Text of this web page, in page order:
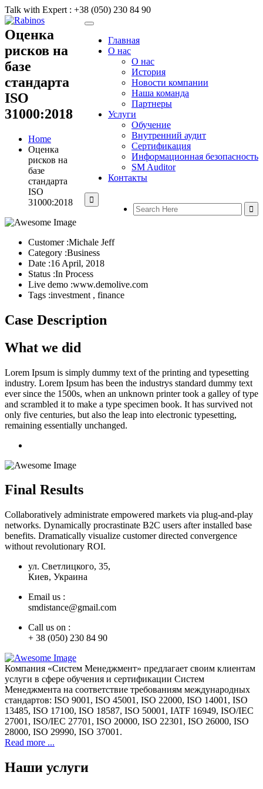
Talk with Expert : +38 (050) 230 84 90
Главная
О нас
О нас
История
Новости компании
Наша команда
Партнеры
Услуги
Обучение
Внутренний аудит
Сертификация
Информационная безопасность
SM Auditor
Контакты
Оценка
рисков на
базе
стандарта
ISO
31000:2018
Home
Оценка
рисков на
базе
стандарта
ISO
31000:2018
Customer :Michale Jeff
Category :Business
Date :16 April, 2018
Status :In Process
Live demo :www.demolive.com
Tags :investment , finance
Case Description
What we did
Lorem Ipsum is simply dummy text of the printing and typesetting
industry. Lorem Ipsum has been the industrys standard dummy text
ever since the 1500s, when an unknown printer took a galley of type
and scrambled it to make a type specimen book. It has survived not
only five centuries, but also the leap into electronic typesetting,
remaining essentially unchanged.
Final Results
Collaboratively administrate empowered markets via plug-and-play
networks. Dynamically procrastinate B2C users after installed base
benefits. Dramatically visualize customer directed convergence
without revolutionary ROI.
ул. Светлицкого, 35,
Киев, Украина
Email us :
smdistance@gmail.com
Call us on :
+ 38 (050) 230 84 90
Компания «Систем Менеджмент» предлагает своим клиентам
услуги в сфере обучения и сертификации Систем
Менеджмента на соответствие требованиям международных
стандартов: ISO 9001, ISO 45001, ISO 22000, ISO 14001, ISO
13485, ISO 17100, ISO 18587, ISO 50001, IATF 16949, ISO/IEC
27001, ISO/IEC 27701, ISO 20000, ISO 22301, ISO 26000, ISO
28000, ISO 29990, ISO 37001.
Read more ...
Наши услуги